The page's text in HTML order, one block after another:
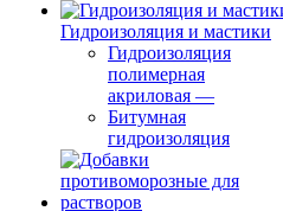
Гидроизоляция и мастики
Гидроизоляция
полимерная
акриловая —
Битумная
гидроизоляция